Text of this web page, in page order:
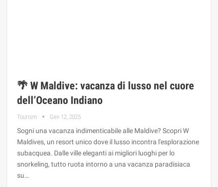
🌴 W Maldive: vacanza di lusso nel cuore
dell’Oceano Indiano
Tourism Gen 12, 2025
Sogni una vacanza indimenticabile alle Maldive? Scopri W
Maldives, un resort unico dove il lusso incontra l'esplorazione
subacquea. Dalle ville eleganti ai migliori luoghi per lo
snorkeling, tutto ruota intorno a una vacanza paradisiaca
su…